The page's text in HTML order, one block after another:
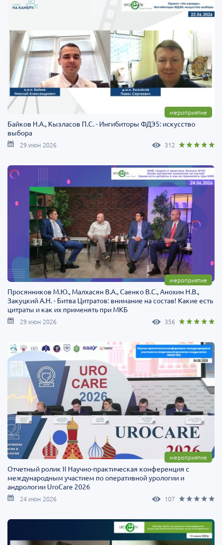
мероприятие
Байков Н.А., Кызласов П.C. - Ингибиторы ФДЭ5: искусство
выбора
29 июн 2026 312
мероприятие
Просянников М.Ю., Малхасян В.А., Саенко В.С., Анохин Н.В.,
Закуцкий А.Н. - Битва Цитратов: внимание на состав! Какие есть
цитраты и как их применять при МКБ
29 июн 2026 356
мероприятие
Отчетный ролик II Научно-практическая конференция с
международным участием по оперативной урологии и
андрологии UroCare 2026
24 июн 2026 107